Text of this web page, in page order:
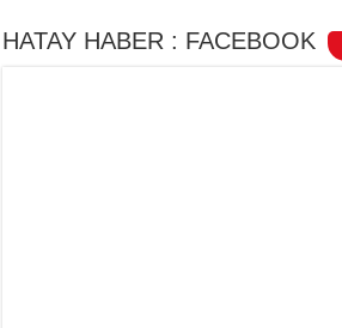
HATAY HABER : FACEBOOK